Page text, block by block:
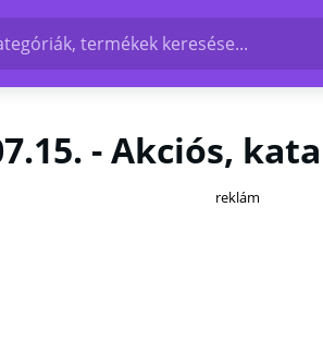
termékek keresése...
- Akciós,
reklám